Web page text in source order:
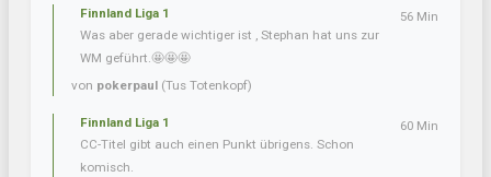
Finnland Liga 1
Was aber gerade wichtiger ist , Stephan hat uns zur
WM geführt.🤩🤩🤩
von pokerpaul (Tus Totenkopf)
56 Min
Finnland Liga 1
CC-Titel gibt auch einen Punkt übrigens. Schon
komisch.
60 Min